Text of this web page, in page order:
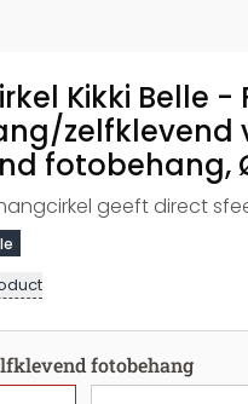
Kikki Belle -
zelfklevend
fotobehang,
geeft direct
fotobehang